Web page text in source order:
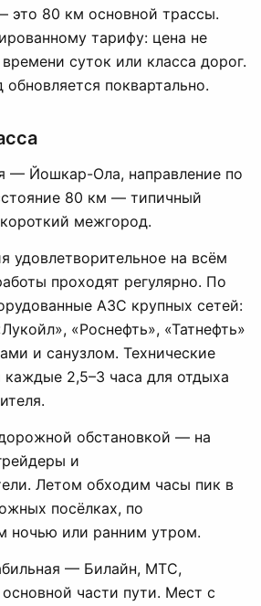
это 80 км основной трассы.
тарифу: цена не
суток или класса дорог.
поквартально.
— Йошкар-Ола, направление по
80 км — типичный
межгород.
удовлетворительное на всём
проходят регулярно. По
АЗС крупных сетей:
«Роснефть», «Татнефть»
и санузлом. Технические
2,5–3 часа для отдыха
обстановкой — на
и
Летом обходим часы пик в
посёлках, по
ночью или ранним утром.
— Билайн, МТС,
части пути. Мест с